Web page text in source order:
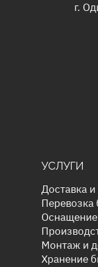
г.
УСЛУГИ
Доставка
Перевозка
Монтаж и
Хранение